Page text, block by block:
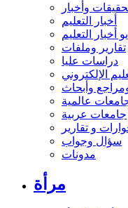
وأخبار
أخبار التعليم
أخبار التعليم
تقارير وملفات
دراسات عليا
الإلكتروني
وأبحاث
عالمية
جامعات عربية
و تقارير
سؤال وجواب
مدونات
مرأة